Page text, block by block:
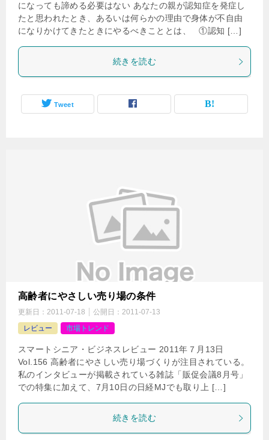
になっても諦める必要はない あなたの親が認知症を発症し
たと思われたとき、あるいは何らかの理由で身体が不自由
になりかけてきたときにやるべきこととは、 ①認知 […]
続きを読む
Tweet
高齢者にやさしい売り場の条件
更新日： 2011-07-18 公開日： 2011-07-13
レビュー
市場トレンド
スマートシニア・ビジネスレビュー 2011年７月13日
Vol.156 高齢者にやさしい売り場づくりが注目されている。
私のインタビューが掲載されている雑誌「販促会議8月号」
での特集に加えて、7月10日の日経MJでも取り上 […]
続きを読む